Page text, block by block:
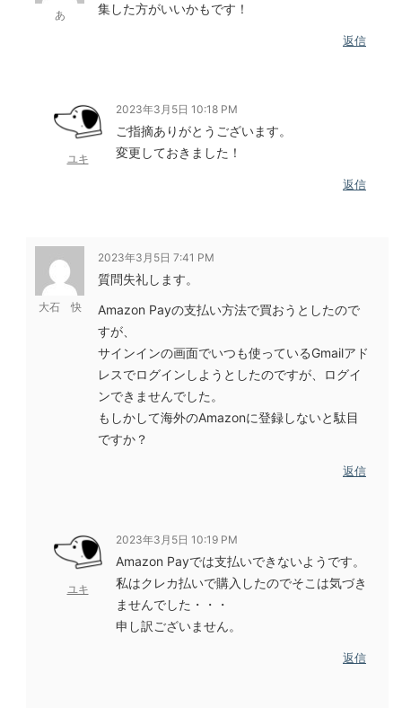
あ
集した方がいいかもです！
返信
ユキ
2023年3月5日 10:18 PM
ご指摘ありがとうございます。
変更しておきました！
返信
大石 快
2023年3月5日 7:41 PM
質問失礼します。
Amazon Payの支払い方法で買おうとしたので
すが、
サインインの画面でいつも使っているGmailアド
レスでログインしようとしたのですが、ログイ
ンできませんでした。
もしかして海外のAmazonに登録しないと駄目
ですか？
返信
ユキ
2023年3月5日 10:19 PM
Amazon Payでは支払いできないようです。
私はクレカ払いで購入したのでそこは気づき
ませんでした・・・
申し訳ございません。
返信